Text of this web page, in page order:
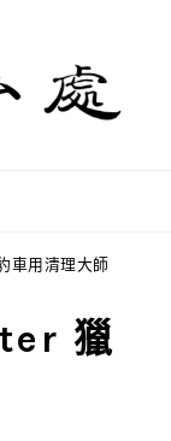
車用清理大師
獵